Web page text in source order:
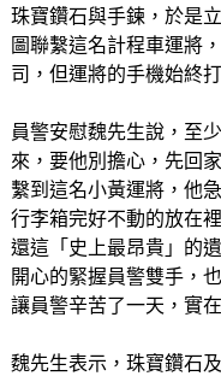
珠寶鑽石與手鍊，於是
圖聯繫這名計程車運將
司，但運將的手機始終
員警安慰魏先生說，至
來，要他別擔心，先回
繫到這名小黃運將，他
行李箱完好不動的放在
還這「史上最昂貴」的
開心的緊握員警雙手，
讓員警辛苦了一天，實
魏先生表示，珠寶鑽石